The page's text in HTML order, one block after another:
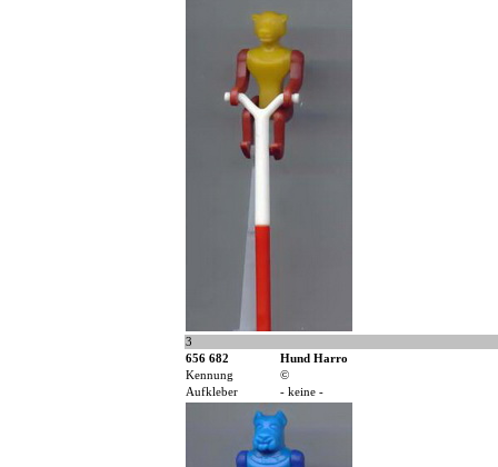
3
656 682
Hund Harro
Kennung
©
Aufkleber
- keine -